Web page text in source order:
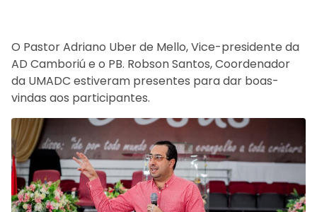
O Pastor Adriano Uber de Mello, Vice-presidente da
AD Camboriú e o PB. Robson Santos, Coordenador
da UMADC estiveram presentes para dar boas-
vindas aos participantes.